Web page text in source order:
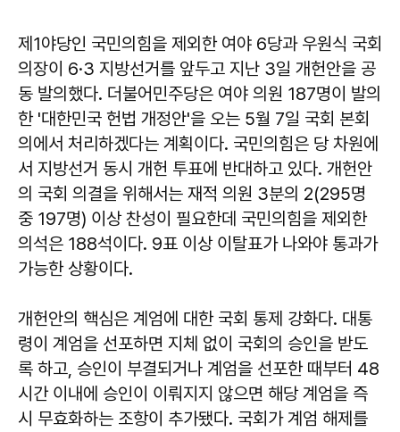
기
제1야당인 국민의힘을 제외한 여야 6당과 우원식 국회
의장이 6·3 지방선거를 앞두고 지난 3일 개헌안을 공
동 발의했다. 더불어민주당은 여야 의원 187명이 발의
한 '대한민국 헌법 개정안'을 오는 5월 7일 국회 본회
의에서 처리하겠다는 계획이다. 국민의힘은 당 차원에
서 지방선거 동시 개헌 투표에 반대하고 있다. 개헌안
의 국회 의결을 위해서는 재적 의원 3분의 2(295명
중 197명) 이상 찬성이 필요한데 국민의힘을 제외한
의석은 188석이다. 9표 이상 이탈표가 나와야 통과가
가능한 상황이다.
개헌안의 핵심은 계엄에 대한 국회 통제 강화다. 대통
령이 계엄을 선포하면 지체 없이 국회의 승인을 받도
록 하고, 승인이 부결되거나 계엄을 선포한 때부터 48
시간 이내에 승인이 이뤄지지 않으면 해당 계엄을 즉
시 무효화하는 조항이 추가됐다. 국회가 계엄 해제를